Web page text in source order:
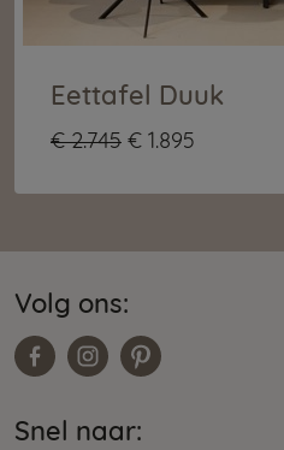
Eettafel Duuk
€ 2.745 € 1.895
Volg ons:
Snel naar: